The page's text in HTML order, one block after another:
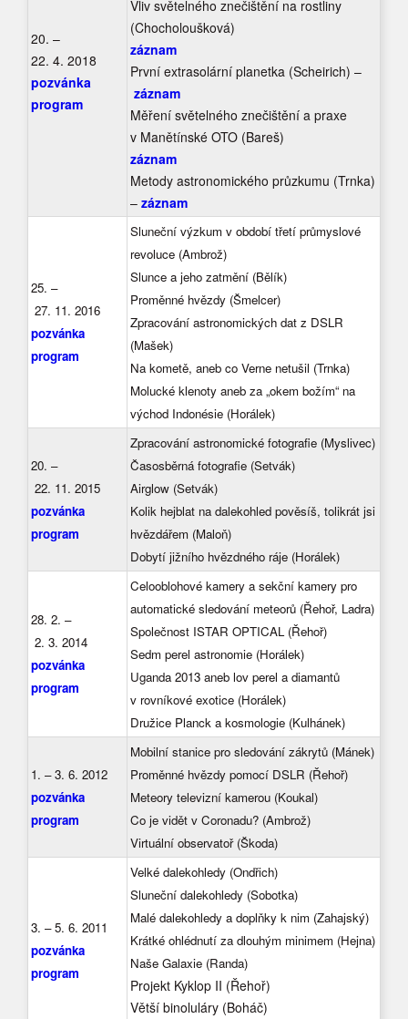
20. –
22. 4. 2018
pozvánka
program
Vliv světelného znečištění na rostliny
(Chocholoušková)
záznam
První extrasolární planetka (Scheirich) –
záznam
Měření světelného znečištění a praxe
v Manětínské OTO (Bareš)
záznam
Metody astronomického průzkumu (Trnka)
–záznam
25. –
27. 11. 2016
pozvánka
program
Sluneční výzkum v období třetí průmyslové
revoluce (Ambrož)
Slunce a jeho zatmění (Bělík)
Proměnné hvězdy (Šmelcer)
Zpracování astronomických dat z DSLR
(Mašek)
Na kometě, aneb co Verne netušil (Trnka)
Molucké klenoty aneb za „okem božím“ na
východ Indonésie (Horálek)
20. –
22. 11. 2015
pozvánka
program
Zpracování astronomické fotografie (Myslivec)
Časosběrná fotografie (Setvák)
Airglow (Setvák)
Kolik hejblat na dalekohled pověsíš, tolikrát jsi
hvězdářem (Maloň)
Dobytí jižního hvězdného ráje (Horálek)
28. 2. –
2. 3. 2014
pozvánka
program
Celooblohové kamery a sekční kamery pro
automatické sledování meteorů (Řehoř, Ladra)
Společnost ISTAR OPTICAL (Řehoř)
Sedm perel astronomie (Horálek)
Uganda 2013 aneb lov perel a diamantů
v rovníkové exotice (Horálek)
Družice Planck a kosmologie (Kulhánek)
1. – 3. 6. 2012
pozvánka
program
Mobilní stanice pro sledování zákrytů (Mánek)
Proměnné hvězdy pomocí DSLR (Řehoř)
Meteory televizní kamerou (Koukal)
Co je vidět v Coronadu? (Ambrož)
Virtuální observatoř (Škoda)
3. – 5. 6. 2011
pozvánka
program
Velké dalekohledy (Ondřich)
Sluneční dalekohledy (Sobotka)
Malé dalekohledy a doplňky k nim (Zahajský)
Krátké ohlédnutí za dlouhým minimem (Hejna)
Naše Galaxie (Randa)
Projekt Kyklop II (Řehoř)
Větší binoluláry (Boháč)